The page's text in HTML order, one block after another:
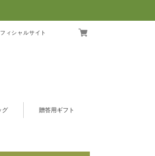
ィシャルサイト
グ 贈答用ギフト